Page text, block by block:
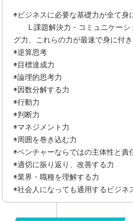
◉ビジネスに必要な基礎力が全て身
L 課題解決力・コミュニケーシ
グ力、これらの力が最速で身に付
◉逆算思考
◉目標達成力
◉論理的思考力
◉因数分解する力
◉行動力
◉判断力
◉マネジメント力
◉周囲を巻き込む力
◉ベンチャーならではの主体性と責
◉適切に振り返り、改善する力
◉業界・職種を理解する力
◉社会人になっても通用するビジネ